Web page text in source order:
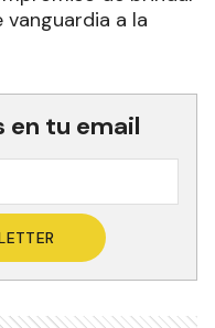
a la
en tu email